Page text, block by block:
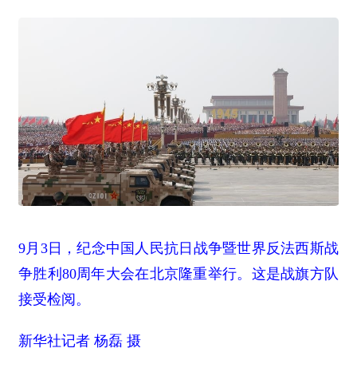
9月3日，纪念中国人民抗日战争暨世界反法西斯战
争胜利80周年大会在北京隆重举行。这是战旗方队
接受检阅。
新华社记者 杨磊 摄